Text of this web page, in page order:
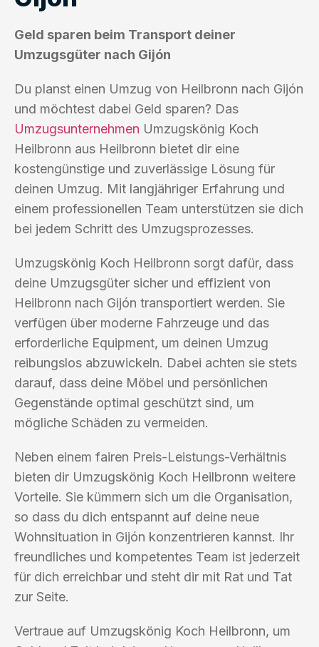
Geld sparen beim Transport deiner
Umzugsgüter nach Gijón
Du planst einen Umzug von Heilbronn nach Gijón
und möchtest dabei Geld sparen? Das
Umzugsunternehmen Umzugskönig Koch
Heilbronn aus Heilbronn bietet dir eine
kostengünstige und zuverlässige Lösung für
deinen Umzug. Mit langjähriger Erfahrung und
einem professionellen Team unterstützen sie dich
bei jedem Schritt des Umzugsprozesses.
Umzugskönig Koch Heilbronn sorgt dafür, dass
deine Umzugsgüter sicher und effizient von
Heilbronn nach Gijón transportiert werden. Sie
verfügen über moderne Fahrzeuge und das
erforderliche Equipment, um deinen Umzug
reibungslos abzuwickeln. Dabei achten sie stets
darauf, dass deine Möbel und persönlichen
Gegenstände optimal geschützt sind, um
mögliche Schäden zu vermeiden.
Neben einem fairen Preis-Leistungs-Verhältnis
bieten dir Umzugskönig Koch Heilbronn weitere
Vorteile. Sie kümmern sich um die Organisation,
so dass du dich entspannt auf deine neue
Wohnsituation in Gijón konzentrieren kannst. Ihr
freundliches und kompetentes Team ist jederzeit
für dich erreichbar und steht dir mit Rat und Tat
zur Seite.
Vertraue auf Umzugskönig Koch Heilbronn, um